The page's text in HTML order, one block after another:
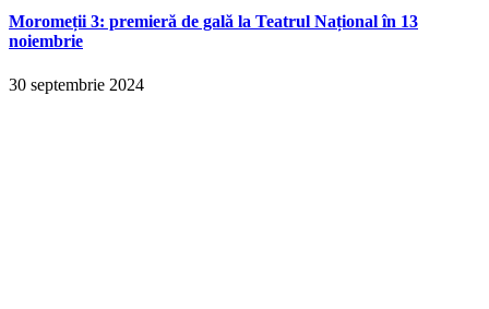
Moromeții 3: premieră de gală la Teatrul Național în 13
noiembrie
30 septembrie 2024